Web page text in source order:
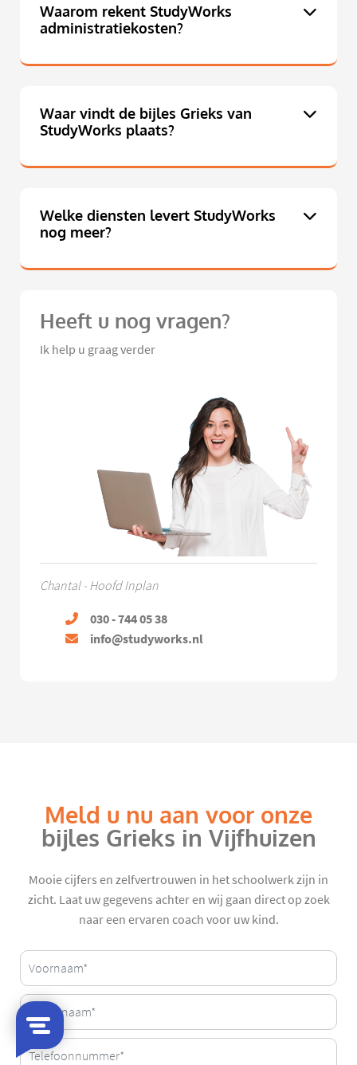
Waarom rekent StudyWorks
administratiekosten?
Waar vindt de bijles Grieks van
StudyWorks plaats?
Welke diensten levert StudyWorks
nog meer?
Heeft u nog vragen?
Ik help u graag verder
Chantal - Hoofd Inplan
030 - 744 05 38
info@studyworks.nl
Meld u nu aan voor onze
bijles Grieks in Vijfhuizen
Mooie cijfers en zelfvertrouwen in het schoolwerk zijn in
zicht. Laat uw gegevens achter en wij gaan direct op zoek
naar een ervaren coach voor uw kind.